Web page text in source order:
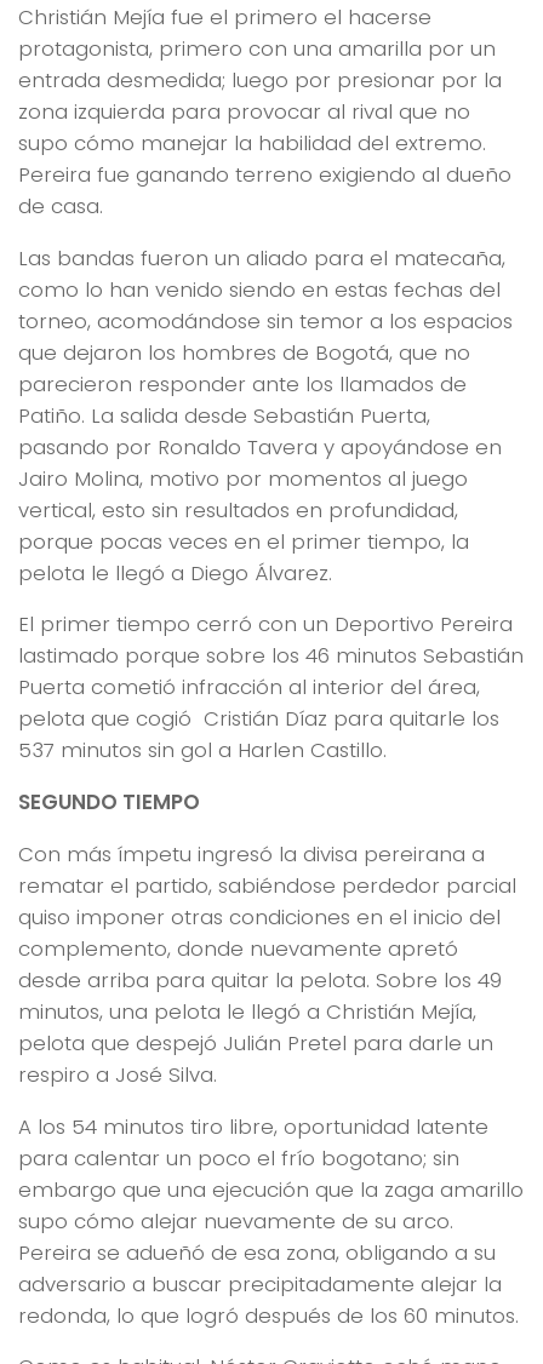
Christián Mejía fue el primero el hacerse
protagonista, primero con una amarilla por un
entrada desmedida; luego por presionar por la
zona izquierda para provocar al rival que no
supo cómo manejar la habilidad del extremo.
Pereira fue ganando terreno exigiendo al dueño
de casa.
Las bandas fueron un aliado para el matecaña,
como lo han venido siendo en estas fechas del
torneo, acomodándose sin temor a los espacios
que dejaron los hombres de Bogotá, que no
parecieron responder ante los llamados de
Patiño. La salida desde Sebastián Puerta,
pasando por Ronaldo Tavera y apoyándose en
Jairo Molina, motivo por momentos al juego
vertical, esto sin resultados en profundidad,
porque pocas veces en el primer tiempo, la
pelota le llegó a Diego Álvarez.
El primer tiempo cerró con un Deportivo Pereira
lastimado porque sobre los 46 minutos Sebastián
Puerta cometió infracción al interior del área,
pelota que cogió Cristián Díaz para quitarle los
537 minutos sin gol a Harlen Castillo.
SEGUNDO TIEMPO
Con más ímpetu ingresó la divisa pereirana a
rematar el partido, sabiéndose perdedor parcial
quiso imponer otras condiciones en el inicio del
complemento, donde nuevamente apretó
desde arriba para quitar la pelota. Sobre los 49
minutos, una pelota le llegó a Christián Mejía,
pelota que despejó Julián Pretel para darle un
respiro a José Silva.
A los 54 minutos tiro libre, oportunidad latente
para calentar un poco el frío bogotano; sin
embargo que una ejecución que la zaga amarillo
supo cómo alejar nuevamente de su arco.
Pereira se adueñó de esa zona, obligando a su
adversario a buscar precipitadamente alejar la
redonda, lo que logró después de los 60 minutos.